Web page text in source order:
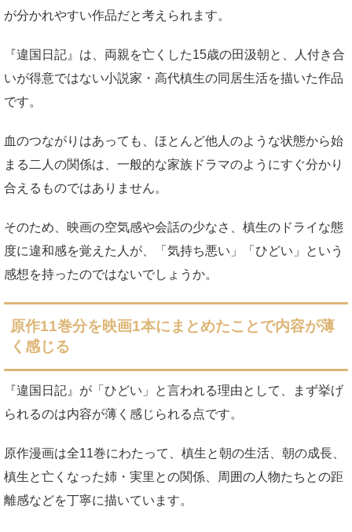
が分かれやすい作品だと考えられます。
『違国日記』は、両親を亡くした15歳の田汲朝と、人付き合
いが得意ではない小説家・高代槙生の同居生活を描いた作品
です。
血のつながりはあっても、ほとんど他人のような状態から始
まる二人の関係は、一般的な家族ドラマのようにすぐ分かり
合えるものではありません。
そのため、映画の空気感や会話の少なさ、槙生のドライな態
度に違和感を覚えた人が、「気持ち悪い」「ひどい」という
感想を持ったのではないでしょうか。
原作11巻分を映画1本にまとめたことで内容が薄
く感じる
『違国日記』が「ひどい」と言われる理由として、まず挙げ
られるのは内容が薄く感じられる点です。
原作漫画は全11巻にわたって、槙生と朝の生活、朝の成長、
槙生と亡くなった姉・実里との関係、周囲の人物たちとの距
離感などを丁寧に描いています。